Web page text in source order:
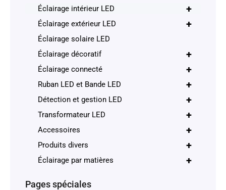
+
Éclairage intérieur LED
+
Éclairage extérieur LED
Éclairage solaire LED
+
Éclairage décoratif
+
Éclairage connecté
+
Ruban LED et Bande LED
+
Détection et gestion LED
+
Transformateur LED
+
Accessoires
+
Produits divers
+
Éclairage par matières
Pages spéciales